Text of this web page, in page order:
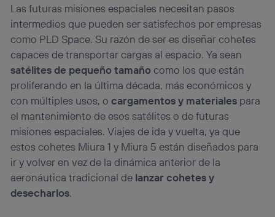
Las futuras misiones espaciales necesitan pasos
intermedios que pueden ser satisfechos por empresas
como PLD Space. Su razón de ser es diseñar cohetes
capaces de transportar cargas al espacio. Ya sean
satélites de pequeño tamañocomo los que están
proliferando en la última década, más económicos y
con múltiples usos, ocargamentos y materiales para
el mantenimiento de esos satélites o de futuras
misiones espaciales. Viajes de ida y vuelta, ya que
estos cohetes Miura 1 y Miura 5 están diseñados para
ir y volver en vez de la dinámica anterior de la
aeronáutica tradicional de lanzar cohetes y
desecharlos.